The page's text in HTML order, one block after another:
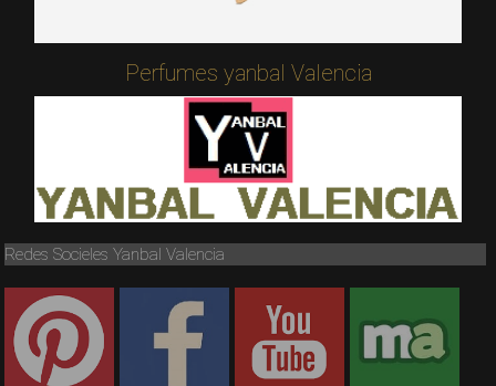
Perfumes yanbal Valencia
Redes Socieles Yanbal Valencia